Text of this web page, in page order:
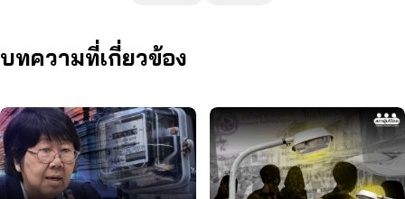
บทความที่เกี่ยวข้อง